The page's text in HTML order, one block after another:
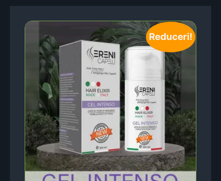
Reduceri!